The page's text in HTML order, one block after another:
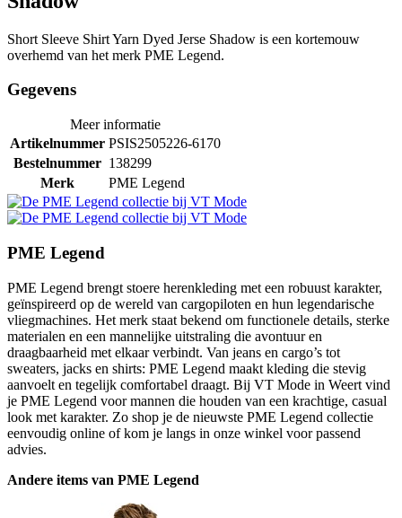
Short Sleeve Shirt Yarn Dyed Jerse Shadow is een kortemouw
overhemd van het merk PME Legend.
Gegevens
Meer informatie
Artikelnummer PSIS2505226-6170
Bestelnummer 138299
Merk
PME Legend
PME Legend
PME Legend brengt stoere herenkleding met een robuust karakter,
geïnspireerd op de wereld van cargopiloten en hun legendarische
vliegmachines. Het merk staat bekend om functionele details, sterke
materialen en een mannelijke uitstraling die avontuur en
draagbaarheid met elkaar verbindt. Van jeans en cargo’s tot
sweaters, jacks en shirts: PME Legend maakt kleding die stevig
aanvoelt en tegelijk comfortabel draagt. Bij VT Mode in Weert vind
je PME Legend voor mannen die houden van een krachtige, casual
look met karakter. Zo shop je de nieuwste PME Legend collectie
eenvoudig online of kom je langs in onze winkel voor passend
advies.
Andere items van PME Legend